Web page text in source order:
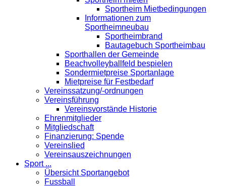
Sportheim Mietbedingungen
Informationen zum
Sportheimneubau
Sportheimbrand
Bautagebuch Sportheimbau
Sporthallen der Gemeinde
Beachvolleyballfeld bespielen
Sondermietpreise Sportanlage
Mietpreise für Festbedarf
Vereinssatzung/-ordnungen
Vereinsführung
Vereinsvorstände Historie
Ehrenmitglieder
Mitgliedschaft
Finanzierung: Spende
Vereinslied
Vereinsauszeichnungen
Sport ...
Übersicht Sportangebot
Fussball